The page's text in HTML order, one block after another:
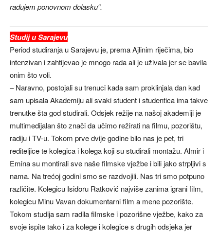
radujem ponovnom dolasku“.
Studij u Sarajevu
Period studiranja u Sarajevu je, prema Ajlinim riječima, bio
intenzivan i zahtijevao je mnogo rada ali je uživala jer se bavila
onim što voli.
– Naravno, postojali su trenuci kada sam proklinjala dan kad
sam upisala Akademiju ali svaki student i studentica ima takve
trenutke šta god studirali. Odsjek režije na našoj akademiji je
multimedijalan što znači da učimo režirati na filmu, pozorištu,
radiju i TV-u. Tokom prve dvije godine bilo nas je pet, tri
rediteljice te kolegica i kolega koji su studirali montažu. Almir i
Emina su montirali sve naše filmske vježbe i bili jako strpljivi s
nama. Na trećoj godini smo se razdvojili. Nas tri smo potpuno
različite. Kolegicu Isidoru Ratković najviše zanima igrani film,
kolegicu Minu Vavan dokumentarni film a mene pozorište.
Tokom studija sam radila filmske i pozorišne vježbe, kako za
svoje ispite tako i za kolege i kolegice s drugih odsjeka jer